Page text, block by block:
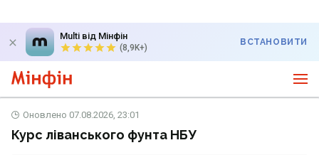
Multi від Мінфін
(8,9K+)
ВСТАНОВИТИ
Оновлено 07.08.2026, 23:01
Курс ліванського фунта НБУ